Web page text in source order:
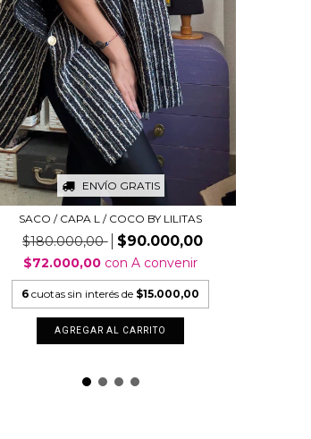
ENVÍO GRATIS
SACO / CAPA L / COCO BY LILITAS
$180.000,00 $90.000,00
$72.000,00 con A convenir
6 cuotas sin interés de $15.000,00
AGREGAR AL CARRITO